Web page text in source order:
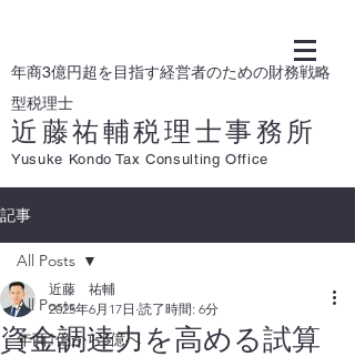
年商3億円超を目指す経営者のための財務戦略
型税理士
近藤祐輔税理士事務所
Yusuke Kondo Tax Consulting Office
記事
All Posts
年商1億から5億へ
All Posts
資金調達力を高める試算
近藤 祐輔
2025年6月17日 読了時間: 6分